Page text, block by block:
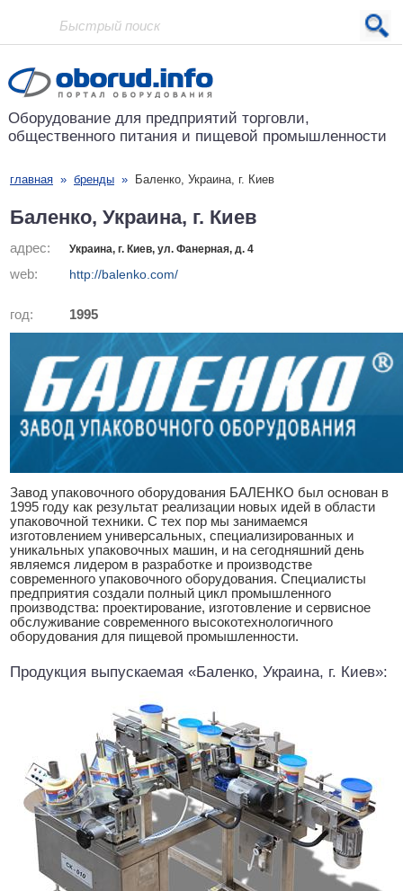
Проект основан в 2001 году
Оборудование для предприятий торговли,
общественного питания и пищевой промышленности
главная » бренды » Баленко, Украина, г. Киев
Баленко, Украина, г. Киев
адрес: Украина, г. Киев, ул. Фанерная, д. 4
web: http://balenko.com/
год: 1995
Завод упаковочного оборудования БАЛЕНКО был основан в
1995 году как результат реализации новых идей в области
упаковочной техники. С тех пор мы занимаемся
изготовлением универсальных, специализированных и
уникальных упаковочных машин, и на сегодняшний день
являемся лидером в разработке и производстве
современного упаковочного оборудования. Специалисты
предприятия создали полный цикл промышленного
производства: проектирование, изготовление и сервисное
обслуживание современного высокотехнологичного
оборудования для пищевой промышленности.
Продукция выпускаемая «Баленко, Украина, г. Киев»: